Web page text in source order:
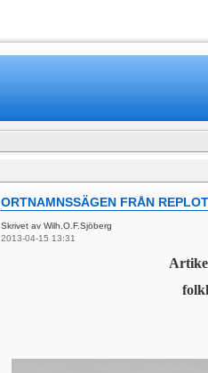
ORTNAMNSSÄGEN FRÅN
Skrivet av Wilh.O.F.Sjöberg
2013-04-15 13:31